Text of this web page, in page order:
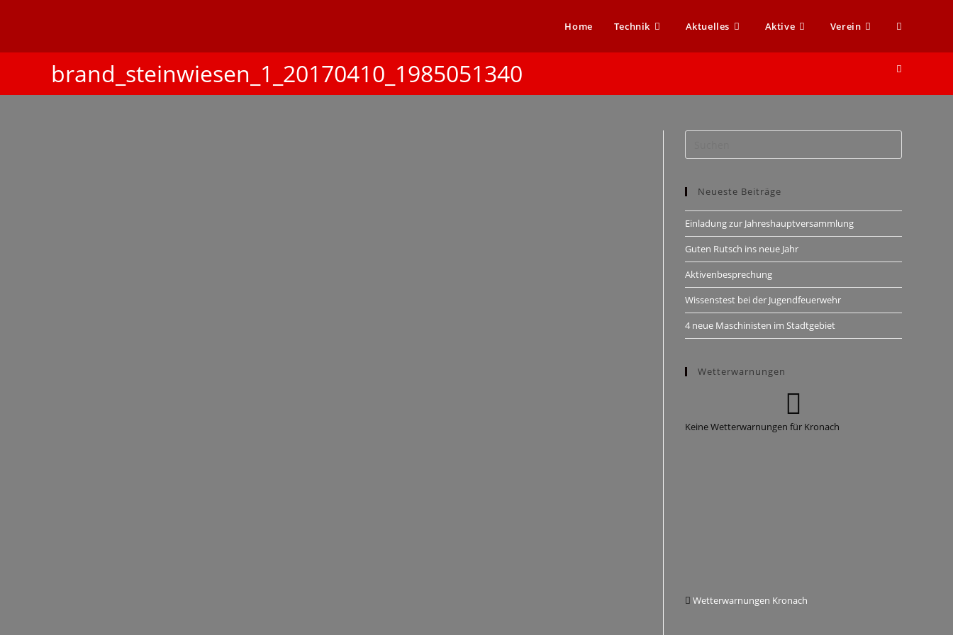
Home Technik Aktuelles Aktive Verein
brand_steinwiesen_1_20170410_1985051340
Neueste Beiträge
Einladung zur Jahreshauptversammlung
Guten Rutsch ins neue Jahr
Aktivenbesprechung
Wissenstest bei der Jugendfeuerwehr
4 neue Maschinisten im Stadtgebiet
Wetterwarnungen
Keine Wetterwarnungen für Kronach
Wetterwarnungen Kronach